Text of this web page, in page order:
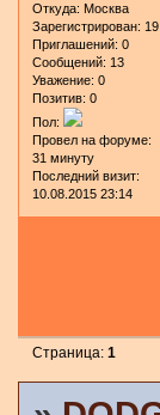
Откуда: Москва
Зарегистрирован:
Приглашений: 0
Сообщений: 13
Уважение: 0
Позитив: 0
Пол:
Провел на форуме:
31 минуту
Последний визит:
10.08.2015 23:14
Страница:1